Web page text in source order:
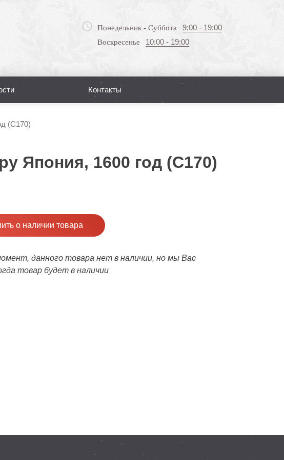
Понедельник - Суббота 9:00 - 19:00
Воскресенье 10:00 - 19:00
Контакты
(С170)
Япония, 1600 год (С170)
о наличии товара
данного товара нет в наличии, но мы Вас
товар будет в наличии